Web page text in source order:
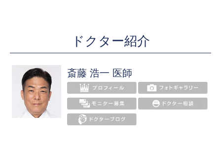
ドクター紹介
斎藤 浩一 医師